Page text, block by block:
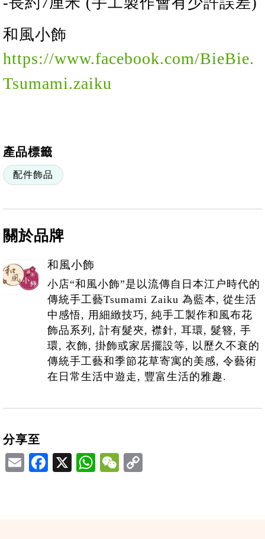
和風小飾
https://www.facebook.com/BieBie.
Tsumami.zaiku
產品標籤
配件飾品
關於品牌
和風小飾
小店“和風小飾”是以流傳自日本江户時代的
傳統手工藝Tsumami Zaiku 為藍本, 從生活
中感悟, 用細緻技巧, 純手工製作和風布花
飾品系列, 計有髮夾, 襟針, 耳環, 髮簪, 手
環, 衣飾, 掛飾或家居擺設等, 以歷久不衰的
傳統手工藝和季節花草寄寓的美感, 令藝術
在日常生活中遊走, 豐富生活的雅趣.
分享至
EmailFacebook
X WhatsApp
WeChat